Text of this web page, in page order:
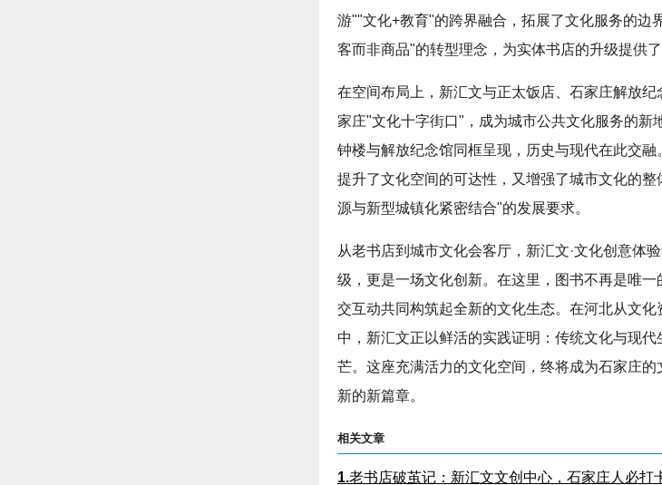
游""文化+教育"的跨界融合，拓展了文化服务的边
客而非商品"的转型理念，为实体书店的升级提供了
在空间布局上，新汇文与正太饭店、石家庄解放
家庄"文化十字街口"，成为城市公共文化服务的新
钟楼与解放纪念馆同框呈现，历史与现代在此交
提升了文化空间的可达性，又增强了城市文化的
源与新型城镇化紧密结合"的发展要求。
从老书店到城市文化会客厅，新汇文·文化创意体
级，更是一场文化创新。在这里，图书不再是唯
交互动共同构筑起全新的文化生态。在河北从文
中，新汇文正以鲜活的实践证明：传统文化与现
芒。这座充满活力的文化空间，终将成为石家庄的
新的新篇章。
相关文章
1.老书店破茧记：新汇文文创中心，石家庄人必打